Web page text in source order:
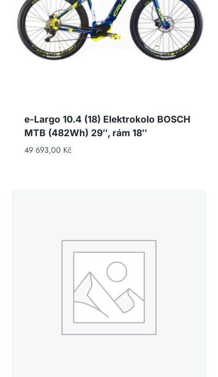
e-Largo 10.4 (18) Elektrokolo BOSCH
MTB (482Wh) 29″, rám 18″
49 693,00 Kč